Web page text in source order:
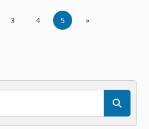
3 4 5 »